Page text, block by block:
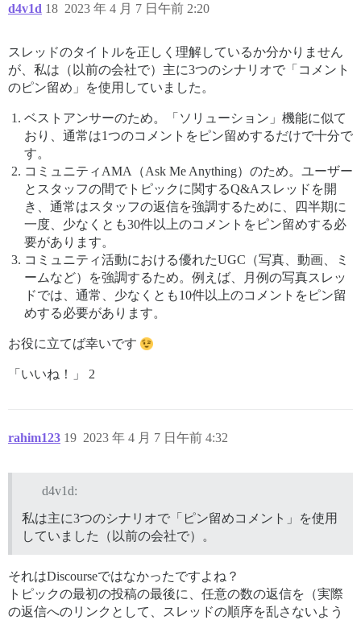
d4v1d 2023 年 4 月 7 日午前 2:20
18
スレッドのタイトルを正しく理解しているか分かりません
が、私は（以前の会社で）主に3つのシナリオで「コメント
のピン留め」を使用していました。
ベストアンサーのため。「ソリューション」機能に似て
おり、通常は1つのコメントをピン留めするだけで十分で
す。
コミュニティAMA（Ask Me Anything）のため。ユーザー
とスタッフの間でトピックに関するQ&Aスレッドを開
き、通常はスタッフの返信を強調するために、四半期に
一度、少なくとも30件以上のコメントをピン留めする必
要があります。
コミュニティ活動における優れたUGC（写真、動画、ミ
ームなど）を強調するため。例えば、月例の写真スレッ
ドでは、通常、少なくとも10件以上のコメントをピン留
めする必要があります。
お役に立てば幸いです
「いいね！」 2
rahim123 2023 年 4 月 7 日午前 4:32
19
d4v1d:
私は主に3つのシナリオで「ピン留めコメント」を使用
していました（以前の会社で）。
それはDiscourseではなかったですよね？
トピックの最初の投稿の最後に、任意の数の返信を（実際
の返信へのリンクとして、スレッドの順序を乱さないよう